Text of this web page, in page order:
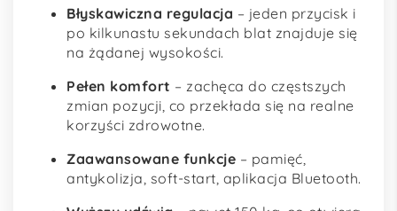
Błyskawiczna regulacja – jeden przycisk i
po kilkunastu sekundach blat znajduje się
na żądanej wysokości.
Pełen komfort – zachęca do częstszych
zmian pozycji, co przekłada się na realne
korzyści zdrowotne.
Zaawansowane funkcje – pamięć,
antykolizja, ­soft-start, aplikacja Bluetooth.